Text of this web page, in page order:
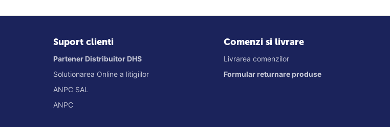
Suport clienti
Partener Distribuitor DHS
Solutionarea Online a litigiilor
ANPC SAL
ANPC
Comenzi si livrare
Livrarea comenzilor
Formular returnare produse